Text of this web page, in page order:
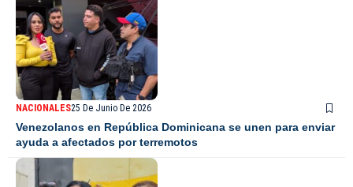
NACIONALES25 De Junio De 2026
Venezolanos en República Dominicana se unen para enviar
ayuda a afectados por terremotos